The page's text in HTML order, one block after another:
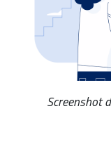
Screenshot